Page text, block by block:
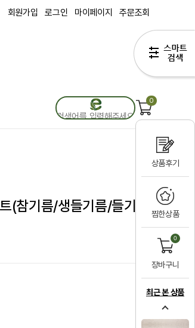
상품후기
찜한상품
0
장바구니
최근 본 상품
회원가입 로그인 마이페이지 주문조회
0
(참기름/생들기름/들기